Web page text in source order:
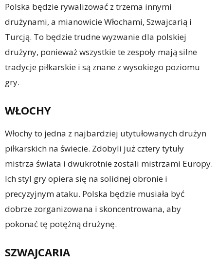
Polska będzie rywalizować z trzema innymi
drużynami, a mianowicie Włochami, Szwajcarią i
Turcją. To będzie trudne wyzwanie dla polskiej
drużyny, ponieważ wszystkie te zespoły mają silne
tradycje piłkarskie i są znane z wysokiego poziomu
gry.
WŁOCHY
Włochy to jedna z najbardziej utytułowanych drużyn
piłkarskich na świecie. Zdobyli już cztery tytuły
mistrza świata i dwukrotnie zostali mistrzami Europy.
Ich styl gry opiera się na solidnej obronie i
precyzyjnym ataku. Polska będzie musiała być
dobrze zorganizowana i skoncentrowana, aby
pokonać tę potężną drużynę.
SZWAJCARIA